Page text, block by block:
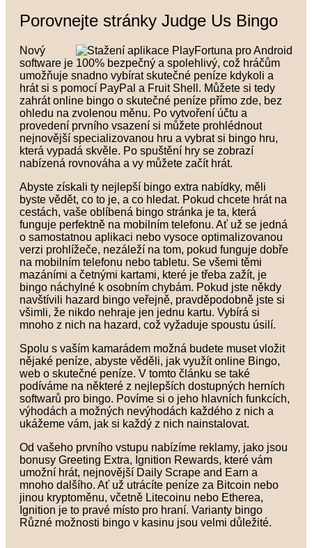
Porovnejte stránky Judge Us Bingo
Nový
software je 100% bezpečný a spolehlivý, což hráčům
umožňuje snadno vybírat skutečné peníze kdykoli a
hrát si s pomocí PayPal a Fruit Shell. Můžete si tedy
zahrát online bingo o skutečné peníze přímo zde, bez
ohledu na zvolenou měnu. Po vytvoření účtu a
provedení prvního vsazení si můžete prohlédnout
nejnovější specializovanou hru a vybrat si bingo hru,
která vypadá skvěle. Po spuštění hry se zobrazí
nabízená rovnováha a vy můžete začít hrát.
Abyste získali ty nejlepší bingo extra nabídky, měli
byste vědět, co to je, a co hledat. Pokud chcete hrát na
cestách, vaše oblíbená bingo stránka je ta, která
funguje perfektně na mobilním telefonu. Ať už se jedná
o samostatnou aplikaci nebo vysoce optimalizovanou
verzi prohlížeče, nezáleží na tom, pokud funguje dobře
na mobilním telefonu nebo tabletu. Se všemi těmi
mazáními a četnými kartami, které je třeba zažít, je
bingo náchylné k osobním chybám. Pokud jste někdy
navštívili hazard bingo veřejně, pravděpodobně jste si
všimli, že nikdo nehraje jen jednu kartu. Vybírá si
mnoho z nich na hazard, což vyžaduje spoustu úsilí.
Spolu s vaším kamarádem možná budete muset vložit
nějaké peníze, abyste věděli, jak využít online Bingo,
web o skutečné peníze. V tomto článku se také
podíváme na některé z nejlepších dostupných herních
softwarů pro bingo. Povíme si o jeho hlavních funkcích,
výhodách a možných nevýhodách každého z nich a
ukážeme vám, jak si každý z nich nainstalovat.
Od vašeho prvního vstupu nabízíme reklamy, jako jsou
bonusy Greeting Extra, Ignition Rewards, které vám
umožní hrát, nejnovější Daily Scrape and Earn a
mnoho dalšího. Ať už utrácíte peníze za Bitcoin nebo
jinou kryptoměnu, včetně Litecoinu nebo Etherea,
Ignition je to pravé místo pro hraní. Varianty bingo
Různé možnosti bingo v kasinu jsou velmi důležité.